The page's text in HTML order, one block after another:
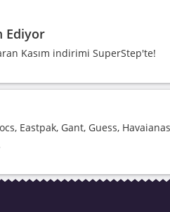
Ediyor
Kasım indirimi SuperStep'te!
Eastpak, Gant, Guess,